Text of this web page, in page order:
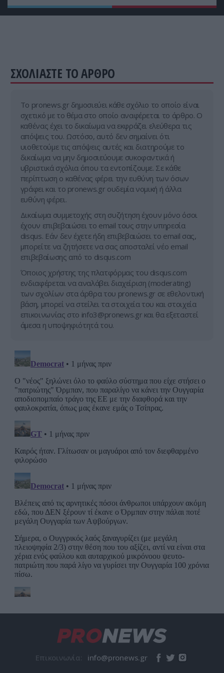
μεταβολισμό και τον έλεγχο βάρους
μήκος
ΣΧΟΛΙΑΣΤΕ ΤΟ ΑΡΘΡΟ
Tο pronews.gr δημοσιεύει κάθε σχόλιο το οποίο είναι
σχετικό με το θέμα στο οποίο αναφέρεται το άρθρο. Ο
καθένας έχει το δικαίωμα να εκφράζει ελεύθερα τις
απόψεις του. Ωστόσο, αυτό δεν σημαίνει ότι
υιοθετούμε τις απόψεις αυτές και διατηρούμε το
δικαίωμα να μην δημοσιεύουμε συκοφαντικά ή
υβριστικά σχόλια όπου τα εντοπίζουμε. Σε κάθε
περίπτωση ο καθένας φέρει την ευθύνη των όσων
γράφει και το pronews.gr ουδεμία νομική ή άλλα
ευθύνη φέρει.
Δικαίωμα συμμετοχής στη συζήτηση έχουν μόνο όσοι
έχουν επιβεβαιώσει το email τους στην υπηρεσία
disqus. Εάν δεν έχετε ήδη επιβεβαιώσει το email σας,
μπορείτε να ζητήσετε να σας αποσταλεί νέο email
επιβεβαίωσης από το disqus.com
Όποιος χρήστης της πλατφόρμας του disqus.com
ενδιαφέρεται να αναλάβει διαχείριση (moderating)
των σχολίων στα άρθρα του pronews.gr σε εθελοντική
βάση, μπορεί να στείλει τα στοιχεία του και στοιχεία
επικοινωνίας στο info3@pronews.gr και θα εξεταστεί
άμεσα η υποψηφιότητά του.
Επικοινωνία: